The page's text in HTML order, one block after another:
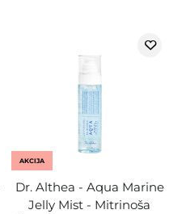
AKCIJA
Dr. Althea - Aqua Marine
Jelly Mist - Mitrinoša